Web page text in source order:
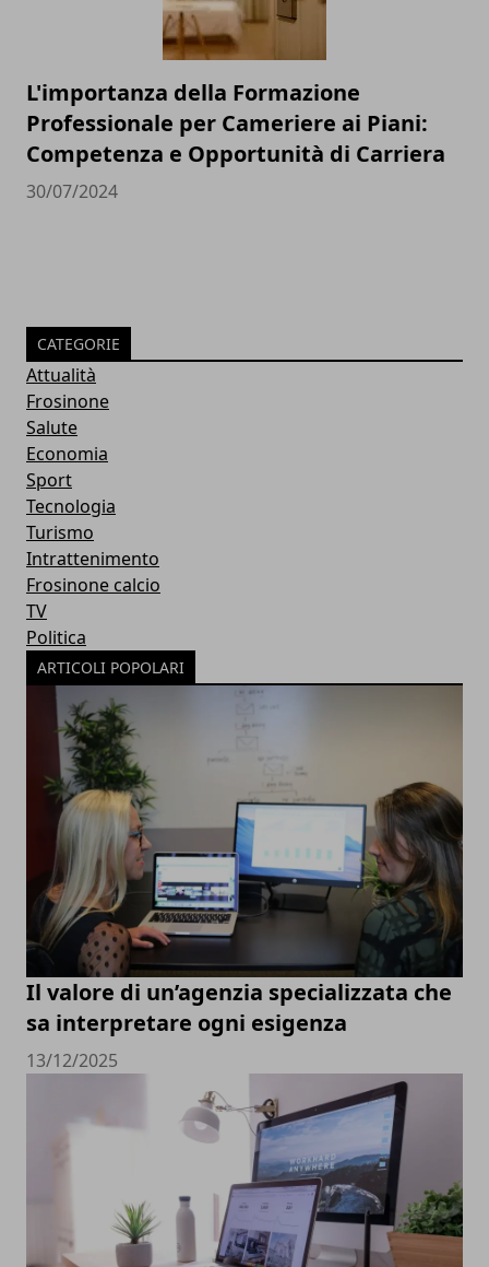
L'importanza della Formazione
Professionale per Cameriere ai Piani:
Competenza e Opportunità di Carriera
30/07/2024
CATEGORIE
Attualità
Frosinone
Salute
Economia
Sport
Tecnologia
Turismo
Intrattenimento
Frosinone calcio
TV
Politica
ARTICOLI POPOLARI
Il valore di un’agenzia specializzata che
sa interpretare ogni esigenza
13/12/2025